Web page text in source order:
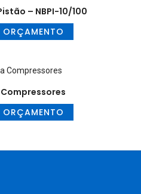
– NBPI-10/100